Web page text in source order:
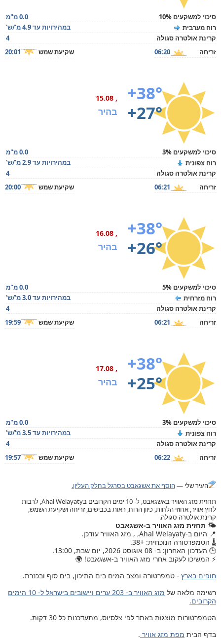
סיכוי למשקעים 10%
0.0 מ"מ
רוח מערבית
במהירויות עד 4.9 מ'/ש'
קרינת אולטרה סגולה
4
זריחה
06:20 שקיעת שמש 20:01
+38°
+27°
, 15.08
בהיר
סיכוי למשקעים 3%
0.0 מ"מ
רוח צפונית
במהירויות עד 2.9 מ'/ש'
קרינת אולטרה סגולה
4
זריחה
06:21 שקיעת שמש 20:00
+38°
+26°
, 16.08
בהיר
סיכוי למשקעים 5%
0.0 מ"מ
רוח מזרחית
במהירויות עד 3.0 מ'/ש'
קרינת אולטרה סגולה
4
זריחה
06:21 שקיעת שמש 19:59
+38°
+25°
, 17.08
בהיר
סיכוי למשקעים 3%
0.0 מ"מ
רוח צפונית
במהירויות עד 3.5 מ'/ש'
קרינת אולטרה סגולה
4
זריחה
06:22 שקיעת שמש 19:57
העיר שלי —הוסף את אשגאבט בסרגל בחלק העליון.
תחזית מזג האוויר באשגאבט, ל- 10 ימים הקרובים בAhal Welayaty, לרבות
לחץ אוויר, אחוזי הלחות, כיוון הרוח, ראות בכבישים, זריחה ושקיעת השמש,
קרינת אולטרה סגולה.
🌤️ תחזית מזג האוויר ב-אשגאבט
📍 היום ב-Ahal Welayaty, , מזג האוויר עודכן.
🌡️ הטמפרטורה הנוכחית: +38.
🕒 העדכון האחרון: ב- 08 אוגוסט 2026, יום שבת, 13:00.
⚡ המשיכו לעקוב אחרי מזג האוויר ב-אשגאבט! 🌍
חופים בארץ - טמפרטורה ומצב המים בים התיכון, בים סוף ובכנרת.
רשימה מלאה של
מזג האוויר ב- 203 ערים ויישובים בישראל ל- 10 הימים
הקרובים.
הטמפרטורות מוצגות באתר לפי צלסיוס, מתעדכנות כל 30 דקות.
בדף הבית מפת מזג אוויר .